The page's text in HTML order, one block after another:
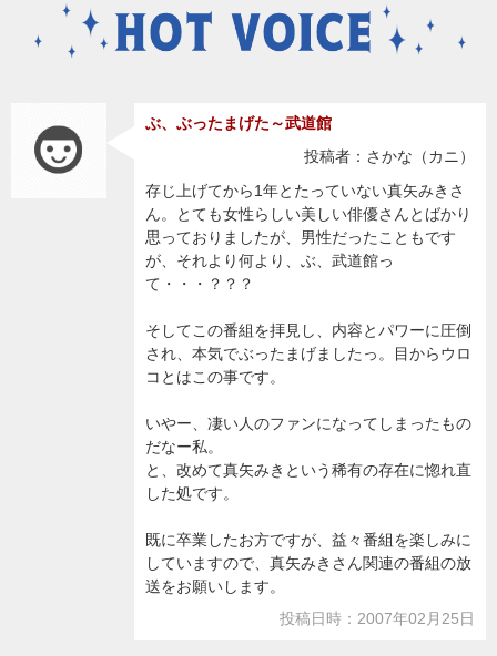
ぶ、ぶったまげた～武道館
投稿者：さかな（カニ）
存じ上げてから1年とたっていない真矢みきさ
ん。とても女性らしい美しい俳優さんとばかり
思っておりましたが、男性だったこともです
が、それより何より、ぶ、武道館っ
て・・・？？？
そしてこの番組を拝見し、内容とパワーに圧倒
され、本気でぶったまげましたっ。目からウロ
コとはこの事です。
いやー、凄い人のファンになってしまったもの
だなー私。
と、改めて真矢みきという稀有の存在に惚れ直
した処です。
既に卒業したお方ですが、益々番組を楽しみに
していますので、真矢みきさん関連の番組の放
送をお願いします。
投稿日時：2007年02月25日